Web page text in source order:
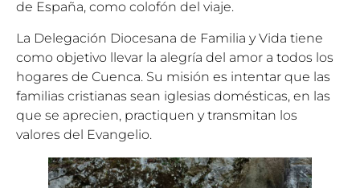
de España, como colofón del viaje.
La Delegación Diocesana de Familia y Vida tiene
como objetivo llevar la alegría del amor a todos los
hogares de Cuenca. Su misión es intentar que las
familias cristianas sean iglesias domésticas, en las
que se aprecien, practiquen y transmitan los
valores del Evangelio.